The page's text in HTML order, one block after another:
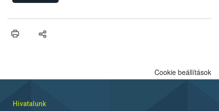
Cookie beállítások
Hivatalunk